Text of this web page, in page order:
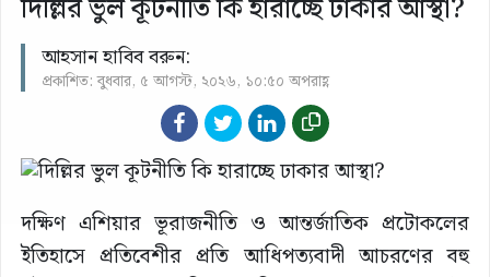
দিল্লির ভুল কূটনীতি কি হারাচ্ছে ঢাকার আস্থা?
আহসান হাবিব বরুন:
প্রকাশিত: বুধবার, ৫ আগস্ট, ২০২৬, ১০:৫০ অপরাহ্ণ
দক্ষিণ এশিয়ার ভূরাজনীতি ও আন্তর্জাতিক প্রটোকলের
ইতিহাসে প্রতিবেশীর প্রতি আধিপত্যবাদী আচরণের বহু